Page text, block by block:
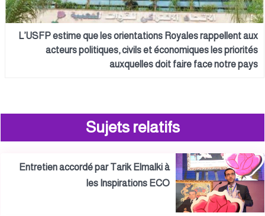
L’USFP estime que les orientations Royales rappellent aux
acteurs politiques, civils et économiques les priorités
auxquelles doit faire face notre pays
Sujets relatifs
Entretien accordé par Tarik Elmalki à
les Inspirations ECO